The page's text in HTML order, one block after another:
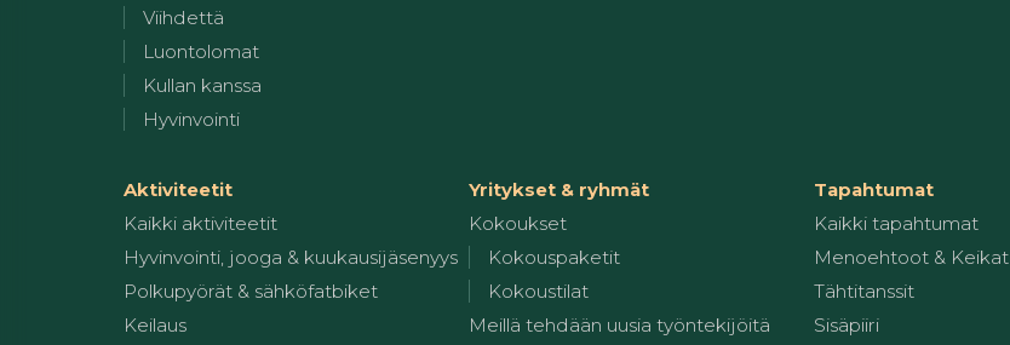
Viihdettä
Luontolomat
Kullan kanssa
Hyvinvointi
Aktiviteetit
Kaikki aktiviteetit
Hyvinvointi, jooga & kuukausijäsenyys
Polkupyörät & sähköfatbiket
Keilaus
Yritykset & ryhmät
Kokoukset
Kokouspaketit
Kokoustilat
Meillä tehdään uusia työntekijöitä
Tapahtumat
Kaikki tapahtumat
Menoehtoot & Keikat
Tähtitanssit
Sisäpiiri